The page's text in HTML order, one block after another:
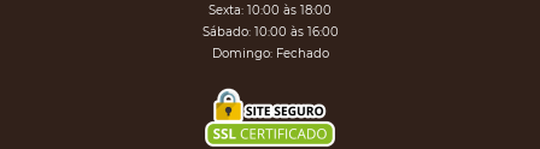
Sexta: 10:00 às 18:00
Sábado: 10:00 às 16:00
Domingo: Fechado